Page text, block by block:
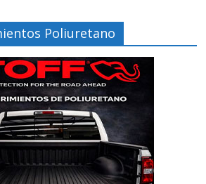
Poliuretano